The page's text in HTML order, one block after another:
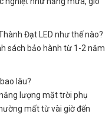
Đạt LED như thế nào?
sách bảo hành từ 1-2 năm
lâu?
lượng mặt trời phụ
mất từ vài giờ đến